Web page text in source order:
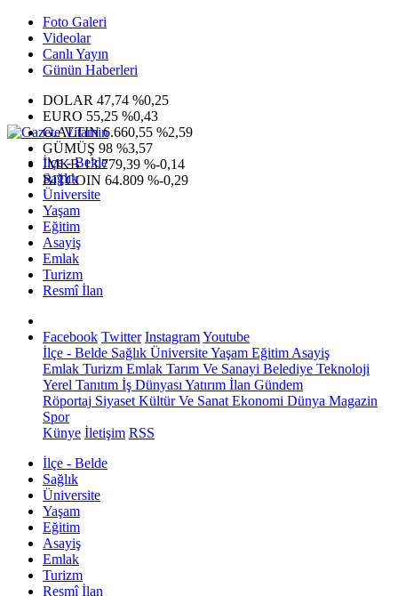
Foto Galeri
Videolar
Canlı Yayın
Günün Haberleri
DOLAR 47,74 %0,25
EURO 55,25 %0,43
G.ALTIN6.660,55 %2,59
GÜMÜŞ 98 %3,57
IMKB13.779,39 %-0,14
BITCOIN 64.809 %-0,29
İlçe - Belde
Sağlık
Üniversite
Yaşam
Eğitim
Asayiş
Emlak
Turizm
Resmî İlan
Facebook Twitter InstagramYoutube
İlçe - Belde Sağlık ÜniversiteYaşam Eğitim Asayiş
Emlak Turizm Emlak Tarım Ve Sanayi Belediye Teknoloji
Yerel Tanıtım İş Dünyası Yatırım İlan Gündem
Röportaj Siyaset Kültür Ve Sanat Ekonomi Dünya Magazin
Spor
Künye İletişim RSS
İlçe - Belde
Sağlık
Üniversite
Yaşam
Eğitim
Asayiş
Emlak
Turizm
Resmî İlan